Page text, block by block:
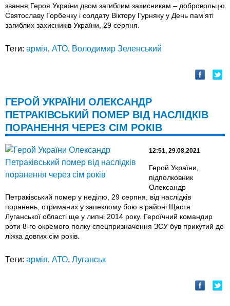
звання Героя України двом загиблим захисникам – добровольцю
Святославу Горбенку і солдату Віктору Гурняку у День пам’яті
загиблих захисників України, 29 серпня.
Теги: армія, АТО, Володимир Зеленський
ГЕРОЙ УКРАЇНИ ОЛЕКСАНДР
ПЕТРАКІВСЬКИЙ ПОМЕР ВІД НАСЛІДКІВ
ПОРАНЕННЯ ЧЕРЕЗ СІМ РОКІВ
12:51, 29.08.2021
Герой України,
підполковник
Олександр
Петраківський помер у неділю, 29 серпня, від наслідків
поранень, отриманих у запеклому бою в районі Щастя
Луганської області ще у липні 2014 року. Героїчний командир
роти 8-го окремого полку спецпризначення ЗСУ був прикутий до
ліжка довгих сім років.
Теги: армія, АТО, Луганськ